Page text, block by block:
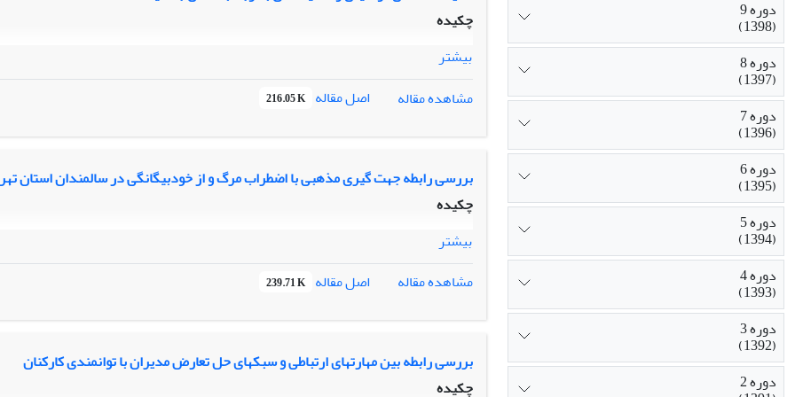
چکیده
بیشتر
مشاهده مقاله
اصل مقاله 216.05 K
بررسی رابطه جهت گیری مذهبی با اضطراب مرگ و از خودبیگانگی در سالمندان استان
چکیده
بیشتر
مشاهده مقاله
اصل مقاله 239.71 K
بررسی رابطه بین مهارتهای ارتباطی و سبکهای حل تعارض مدیران با توانمندی کارکنان
چکیده
دوره 9
(1398)
دوره 8
(1397)
دوره 7
(1396)
دوره 6
(1395)
دوره 5
(1394)
دوره 4
(1393)
دوره 3
(1392)
دوره 2